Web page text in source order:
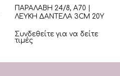
ΠΑΡΑΛΑΒΗ 24/8, Α70 |
ΛΕΥΚΗ ΔΑΝΤΕΛΑ 3CM 20Υ
Συνδεθείτε για να δείτε
τιμές